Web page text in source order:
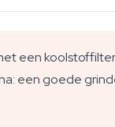
een
een goede